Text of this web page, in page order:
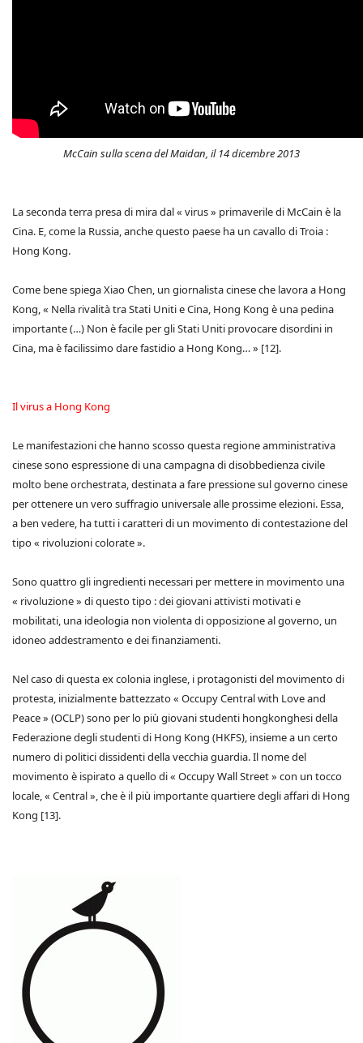
McCain sulla scena del Maidan, il 14 dicembre 2013
La seconda terra presa di mira dal « virus » primaverile di McCain è la
Cina. E, come la Russia, anche questo paese ha un cavallo di Troia :
Hong Kong.
Come bene spiega Xiao Chen, un giornalista cinese che lavora a Hong
Kong, « Nella rivalità tra Stati Uniti e Cina, Hong Kong è una pedina
importante (…) Non è facile per gli Stati Uniti provocare disordini in
Cina, ma è facilissimo dare fastidio a Hong Kong… » [12].
Il virus a Hong Kong
Le manifestazioni che hanno scosso questa regione amministrativa
cinese sono espressione di una campagna di disobbedienza civile
molto bene orchestrata, destinata a fare pressione sul governo cinese
per ottenere un vero suffragio universale alle prossime elezioni. Essa,
a ben vedere, ha tutti i caratteri di un movimento di contestazione del
tipo « rivoluzioni colorate ».
Sono quattro gli ingredienti necessari per mettere in movimento una
« rivoluzione » di questo tipo : dei giovani attivisti motivati e
mobilitati, una ideologia non violenta di opposizione al governo, un
idoneo addestramento e dei finanziamenti.
Nel caso di questa ex colonia inglese, i protagonisti del movimento di
protesta, inizialmente battezzato « Occupy Central with Love and
Peace » (OCLP) sono per lo più giovani studenti hongkonghesi della
Federazione degli studenti di Hong Kong (HKFS), insieme a un certo
numero di politici dissidenti della vecchia guardia. Il nome del
movimento è ispirato a quello di « Occupy Wall Street » con un tocco
locale, « Central », che è il più importante quartiere degli affari di Hong
Kong [13].